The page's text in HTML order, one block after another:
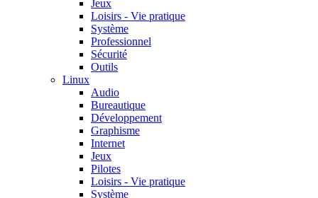
Jeux
Loisirs - Vie pratique
Système
Professionnel
Sécurité
Outils
Linux
Audio
Bureautique
Développement
Graphisme
Internet
Jeux
Pilotes
Loisirs - Vie pratique
Système